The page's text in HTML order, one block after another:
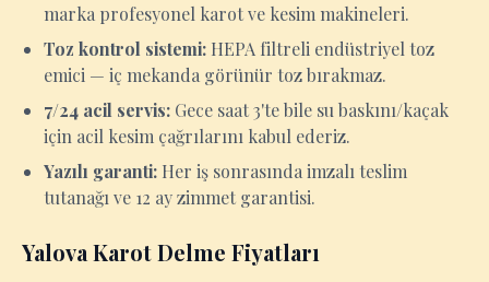
marka profesyonel karot ve kesim makineleri.
Toz kontrol sistemi: HEPA filtreli endüstriyel toz
emici — iç mekanda görünür toz bırakmaz.
7/24 acil servis: Gece saat 3'te bile su baskını/kaçak
için acil kesim çağrılarını kabul ederiz.
Yazılı garanti: Her iş sonrasında imzalı teslim
tutanağı ve 12 ay zimmet garantisi.
Yalova Karot Delme Fiyatları